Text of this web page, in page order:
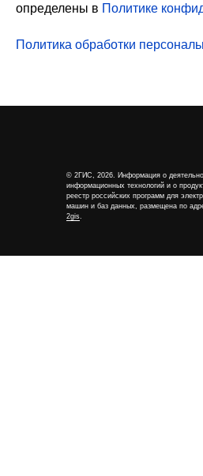
определены в Политике
Политика обработки
© 2ГИС, 2026. Информация о
информационных технологий и о
реестр российских программ для
машин и баз данных, размещена по
2gis.